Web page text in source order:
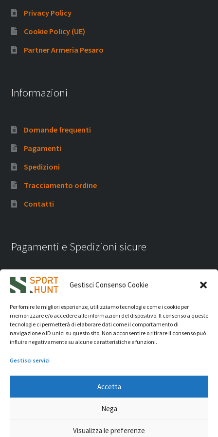
Gestisci Consenso Cookie
Per fornire le migliori esperienze, utilizziamo tecnologie come i cookie per
memorizzare e/o accedere alle informazioni del dispositivo. Il consenso a queste
tecnologie ci permetterà di elaborare dati come il comportamento di
navigazione o ID unici su questo sito. Non acconsentire o ritirare il consenso può
influire negativamente su alcune caratteristiche e funzioni.
Gestisci servizi
Accetta
Nega
Visualizza le preferenze
Privacy Policy
Cookie Policy (UE)
Partner Armeria Pesaro
Informazioni
Domande frequenti
Pagamenti
Spedizioni
Tracciamento ordine
Contatti
Pagamenti e Spedizioni sicure
iVision Communication S.r.l.- P.Iva 04233830407 - REA: RN
331582 Copyright 2026. Tutti i diritti riservati.